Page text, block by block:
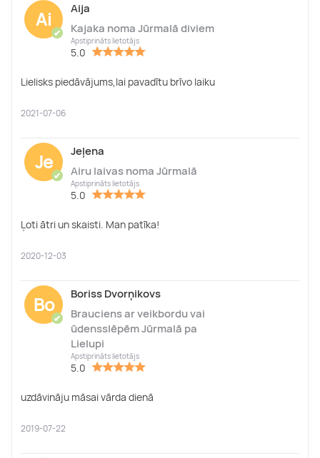
Ai
✔
Aija
Kajaka noma Jūrmalā diviem
Apstiprināts lietotājs
5.0
Lielisks piedāvājums,lai pavadītu brīvo laiku
2021-07-06
Je
✔
Jeļena
Airu laivas noma Jūrmalā
Apstiprināts lietotājs
5.0
Ļoti ātri un skaisti. Man patīka!
2020-12-03
Bo
✔
Boriss Dvorņikovs
Brauciens ar veikbordu vai
ūdensslēpēm Jūrmalā pa
Lielupi
Apstiprināts lietotājs
5.0
uzdāvināju māsai vārda dienā
2019-07-22